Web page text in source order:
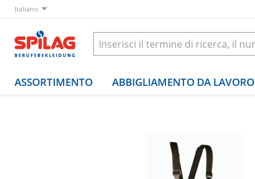
Italiano
ASSORTIMENTO ABBIGLIAMENTO DA LAVORO